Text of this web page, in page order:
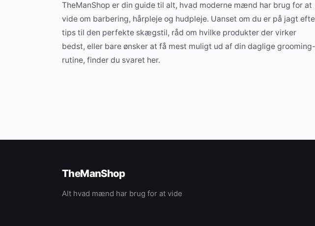
TheManShop er din guide til alt, hvad moderne mænd har brug for at
vide om barbering, hårpleje og hudpleje. Uanset om du er på jagt
tips til den perfekte skægstil, råd om hvilke produkter der virker
bedst, eller bare ønsker at få mest muligt ud af din daglige grooming-
rutine, finder du svaret her.
TheManShop
Alt hvad mænd har brug for at vide